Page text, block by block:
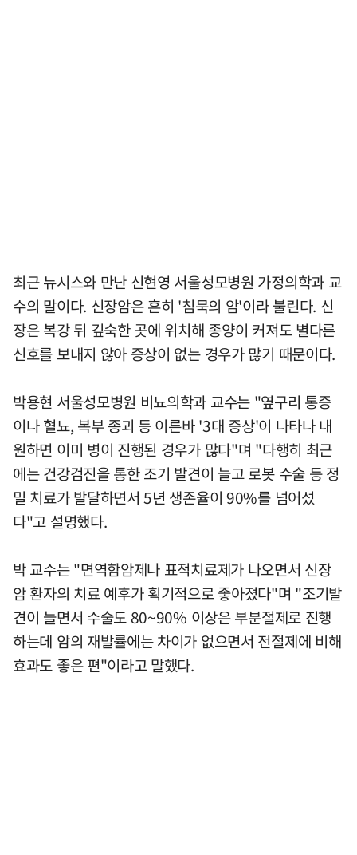
최근 뉴시스와 만난 신현영 서울성모병원 가정의학과 교
수의 말이다. 신장암은 흔히 '침묵의 암'이라 불린다. 신
장은 복강 뒤 깊숙한 곳에 위치해 종양이 커져도 별다른
신호를 보내지 않아 증상이 없는 경우가 많기 때문이다.
박용현 서울성모병원 비뇨의학과 교수는 "옆구리 통증
이나 혈뇨, 복부 종괴 등 이른바 '3대 증상'이 나타나 내
원하면 이미 병이 진행된 경우가 많다"며 "다행히 최근
에는 건강검진을 통한 조기 발견이 늘고 로봇 수술 등 정
밀 치료가 발달하면서 5년 생존율이 90%를 넘어섰
다"고 설명했다.
박 교수는 "면역함암제나 표적치료제가 나오면서 신장
암 환자의 치료 예후가 획기적으로 좋아졌다"며 "조기발
견이 늘면서 수술도 80~90% 이상은 부분절제로 진행
하는데 암의 재발률에는 차이가 없으면서 전절제에 비해
효과도 좋은 편"이라고 말했다.